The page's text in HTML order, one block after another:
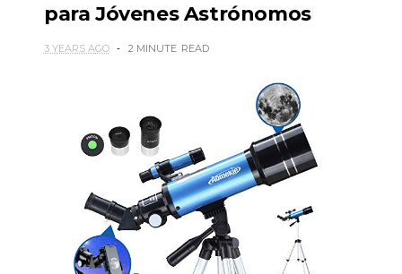
para Jóvenes Astrónomos
3 YEARS AGO 2 MINUTE READ